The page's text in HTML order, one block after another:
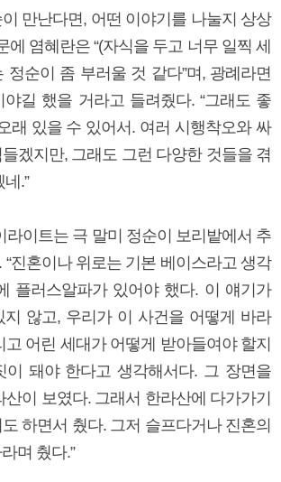
만난다면, 어떤 이야기를 나눌지 상상
에 염혜란은 “(자식을 두고 너무 일찍 세
정순이 좀 부러울 것 같다”며, 광례라면
길 했을 거라고 들려줬다. “그래도 좋
래 있을 수 있어서. 여러 시행착오와 싸
겠지만, 그래도 그런 다양한 것들을 겪
.”
라이트는 극 말미 정순이 보리밭에서 추
“진혼이나 위로는 기본 베이스라고 생각
플러스알파가 있어야 했다. 이 얘기가
지 않고, 우리가 이 사건을 어떻게 바라
고 어린 세대가 어떻게 받아들여야 할지
이 돼야 한다고 생각해서다. 그 장면을
산이 보였다. 그래서 한라산에 다가가기
하면서 췄다. 그저 슬프다거나 진혼의
며 췄다.”